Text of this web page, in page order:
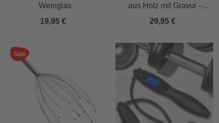
Weinglas
19,95 €
aus Holz mit Gravur -
Trinkspruch
29,95 €
Sale